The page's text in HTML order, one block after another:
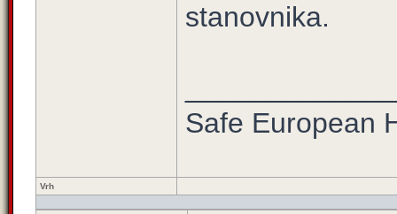
stanovnika.
Safe European
Vrh